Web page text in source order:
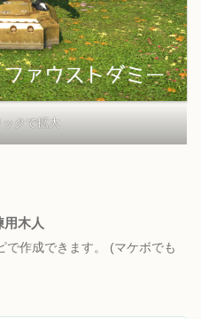
クで拡大
木人
作成できます。
(マケボでも